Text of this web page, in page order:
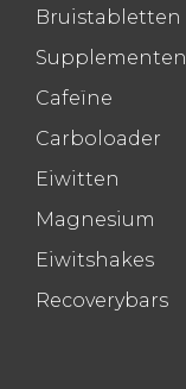
Bruistabletten
Supplementen
Cafeïne
Carboloader
Eiwitten
Magnesium
Eiwitshakes
Recoverybars